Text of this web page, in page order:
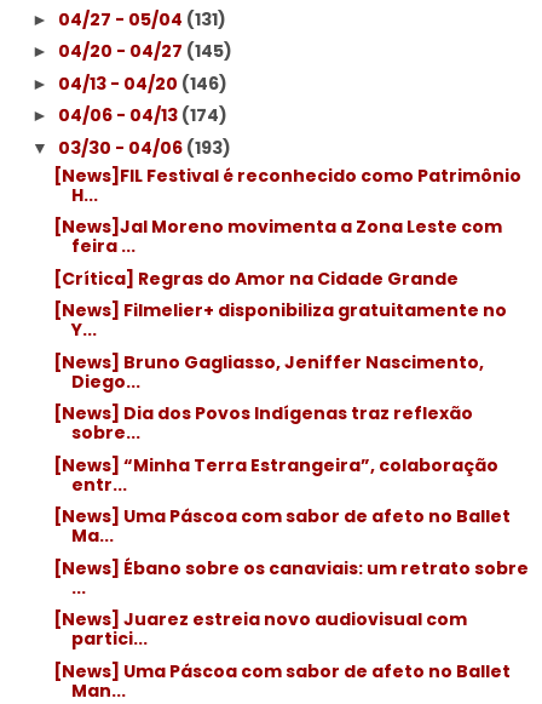
► 04/27 - 05/04 (131)
► 04/20 - 04/27 (145)
► 04/13 - 04/20 (146)
► 04/06 - 04/13 (174)
▼ 03/30 - 04/06 (193)
[News]FIL Festival é reconhecido como Patrimônio
H...
[News]Jal Moreno movimenta a Zona Leste com
feira ...
[Crítica] Regras do Amor na Cidade Grande
[News] Filmelier+ disponibiliza gratuitamente no
Y...
[News] Bruno Gagliasso, Jeniffer Nascimento,
Diego...
[News] Dia dos Povos Indígenas traz reflexão
sobre...
[News] “Minha Terra Estrangeira”, colaboração
entr...
[News] Uma Páscoa com sabor de afeto no Ballet
Ma...
[News] Ébano sobre os canaviais: um retrato sobre
...
[News] Juarez estreia novo audiovisual com
partici...
[News] Uma Páscoa com sabor de afeto no Ballet
Man...